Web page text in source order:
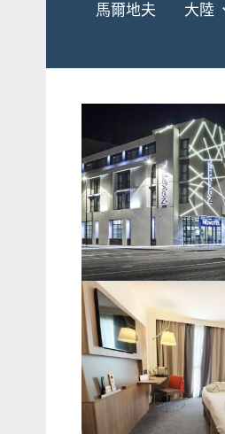
娃
JEFFIA
FANG
主
題
旅
遊、
達
人
帶
路、
旅
遊
節
目
馬爾地夫 大陸